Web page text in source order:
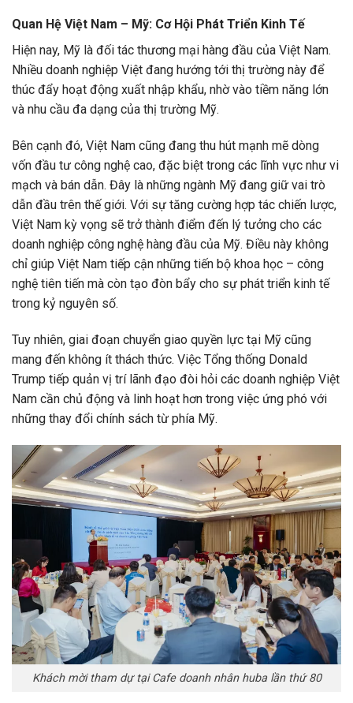
Quan Hệ Việt Nam – Mỹ: Cơ Hội Phát Triển Kinh Tế
Hiện nay, Mỹ là đối tác thương mại hàng đầu của Việt Nam.
Nhiều doanh nghiệp Việt đang hướng tới thị trường này để
thúc đẩy hoạt động xuất nhập khẩu, nhờ vào tiềm năng lớn
và nhu cầu đa dạng của thị trường Mỹ.
Bên cạnh đó, Việt Nam cũng đang thu hút mạnh mẽ dòng
vốn đầu tư công nghệ cao, đặc biệt trong các lĩnh vực như vi
mạch và bán dẫn. Đây là những ngành Mỹ đang giữ vai trò
dẫn đầu trên thế giới. Với sự tăng cường hợp tác chiến lược,
Việt Nam kỳ vọng sẽ trở thành điểm đến lý tưởng cho các
doanh nghiệp công nghệ hàng đầu của Mỹ. Điều này không
chỉ giúp Việt Nam tiếp cận những tiến bộ khoa học – công
nghệ tiên tiến mà còn tạo đòn bẩy cho sự phát triển kinh tế
trong kỷ nguyên số.
Tuy nhiên, giai đoạn chuyển giao quyền lực tại Mỹ cũng
mang đến không ít thách thức. Việc Tổng thống Donald
Trump tiếp quản vị trí lãnh đạo đòi hỏi các doanh nghiệp Việt
Nam cần chủ động và linh hoạt hơn trong việc ứng phó với
những thay đổi chính sách từ phía Mỹ.
Khách mời tham dự tại Cafe doanh nhân huba lần thứ 80